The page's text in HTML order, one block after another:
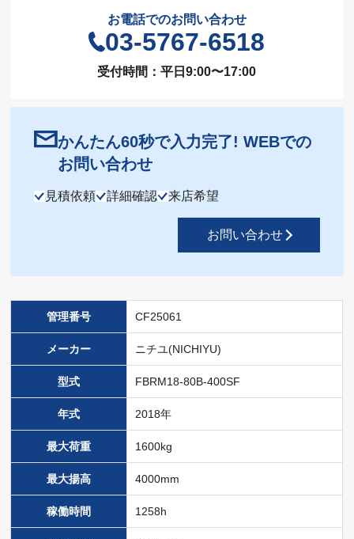
お電話でのお問い合わせ
03-5767-6518
受付時間：平日9:00〜17:00
かんたん60秒で入力完了! WEBでの
お問い合わせ
見積依頼 詳細確認 来店希望
お問い合わせ
管理番号 CF25061
メーカー ニチユ(NICHIYU)
型式 FBRM18-80B-400SF
年式 2018年
最大荷重 1600kg
最大揚高 4000mm
稼働時間 1258h